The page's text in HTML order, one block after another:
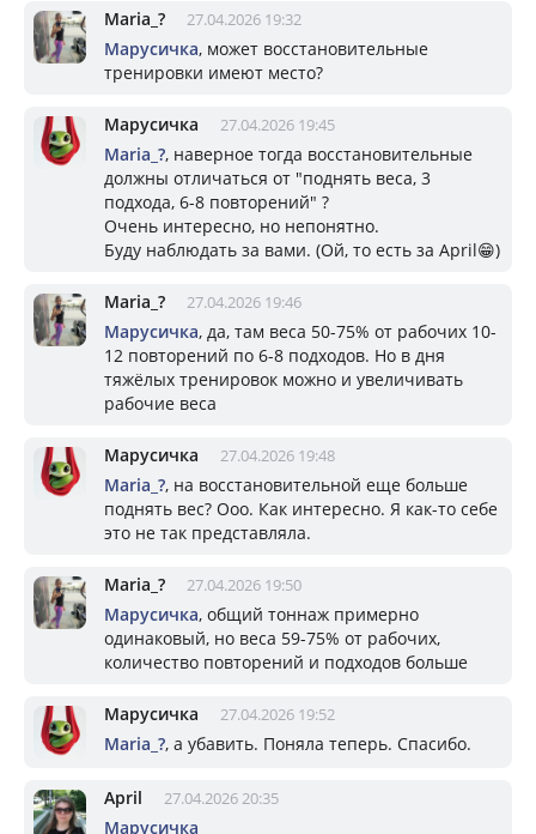
Mariа_? 27.04.2026 19:32
Марусичка, может восстановительные
тренировки имеют место?
Марусичка 27.04.2026 19:45
Mariа_?, наверное тогда восстановительные
должны отличаться от "поднять веса, 3
подхода, 6-8 повторений" ?
Очень интересно, но непонятно.
Буду наблюдать за вами. (Ой, то есть за Аpril😁)
Mariа_? 27.04.2026 19:46
Марусичка, да, там веса 50-75% от рабочих 10-
12 повторений по 6-8 подходов. Но в дня
тяжёлых тренировок можно и увеличивать
рабочие веса
Марусичка 27.04.2026 19:48
Mariа_?, на восстановительной еще больше
поднять вес? Ооо. Как интересно. Я как-то себе
это не так представляла.
Mariа_? 27.04.2026 19:50
Марусичка, общий тоннаж примерно
одинаковый, но веса 59-75% от рабочих,
количество повторений и подходов больше
Марусичка 27.04.2026 19:52
Mariа_?, а убавить. Поняла теперь. Спасибо.
April 27.04.2026 20:35
Марусичка